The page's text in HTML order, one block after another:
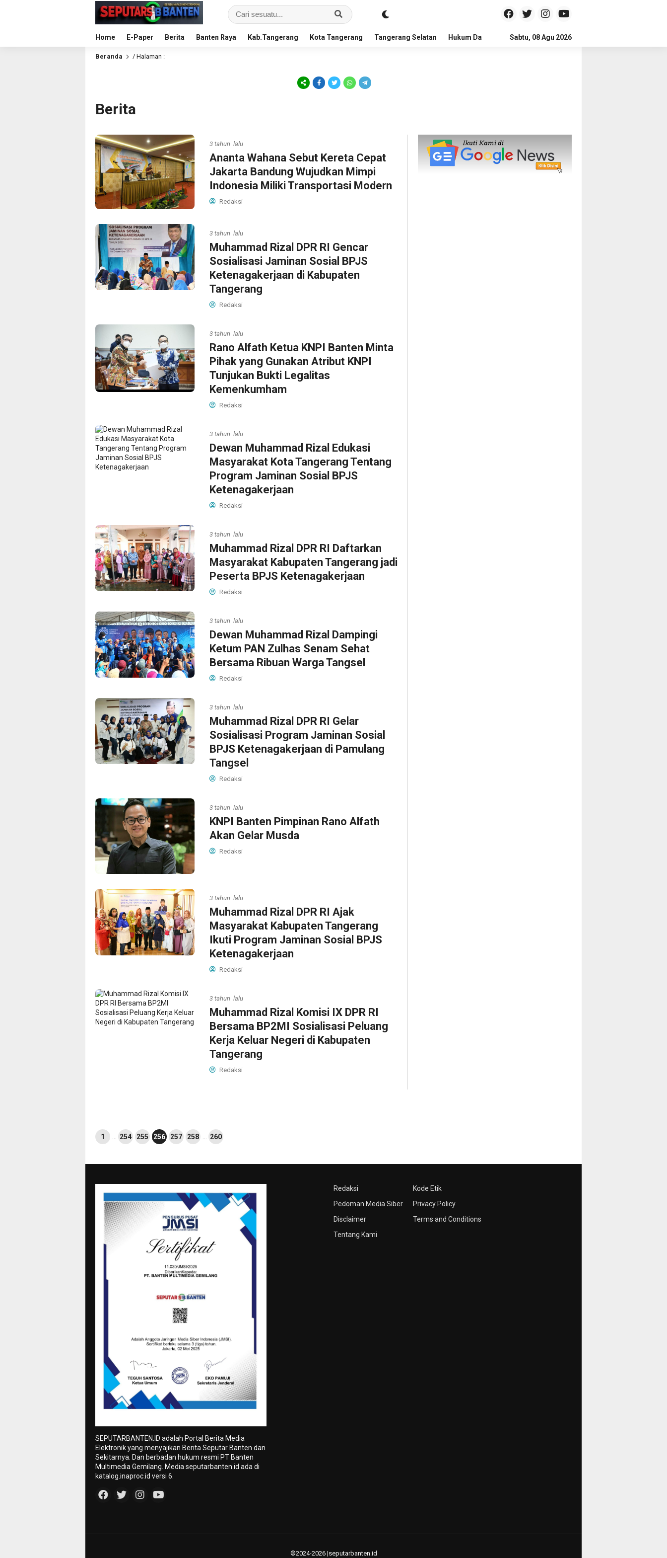
Home E-Paper Berita Banten Raya Kab.Tangerang Kota Tangerang Tangerang Selatan Hukum Dan Kriminal Politik Pendidikan
Sabtu, 08 Agu 2026
Beranda / Halaman :
Berita
3 tahun lalu
Ananta Wahana Sebut Kereta Cepat
Jakarta Bandung Wujudkan Mimpi
Indonesia Miliki Transportasi Modern
Redaksi
3 tahun lalu
Muhammad Rizal DPR RI Gencar
Sosialisasi Jaminan Sosial BPJS
Ketenagakerjaan di Kabupaten
Tangerang
Redaksi
3 tahun lalu
Rano Alfath Ketua KNPI Banten Minta
Pihak yang Gunakan Atribut KNPI
Tunjukan Bukti Legalitas
Kemenkumham
Redaksi
3 tahun lalu
Dewan Muhammad Rizal Edukasi
Masyarakat Kota Tangerang Tentang
Program Jaminan Sosial BPJS
Ketenagakerjaan
Redaksi
3 tahun lalu
Muhammad Rizal DPR RI Daftarkan
Masyarakat Kabupaten Tangerang jadi
Peserta BPJS Ketenagakerjaan
Redaksi
3 tahun lalu
Dewan Muhammad Rizal Dampingi
Ketum PAN Zulhas Senam Sehat
Bersama Ribuan Warga Tangsel
Redaksi
3 tahun lalu
Muhammad Rizal DPR RI Gelar
Sosialisasi Program Jaminan Sosial
BPJS Ketenagakerjaan di Pamulang
Tangsel
Redaksi
3 tahun lalu
KNPI Banten Pimpinan Rano Alfath
Akan Gelar Musda
Redaksi
3 tahun lalu
Muhammad Rizal DPR RI Ajak
Masyarakat Kabupaten Tangerang
Ikuti Program Jaminan Sosial BPJS
Ketenagakerjaan
Redaksi
3 tahun lalu
Muhammad Rizal Komisi IX DPR RI
Bersama BP2MI Sosialisasi Peluang
Kerja Keluar Negeri di Kabupaten
Tangerang
Redaksi
1 … 254 255 256 257 258 … 260
Redaksi
Pedoman Media Siber
Disclaimer
Tentang Kami
Kode Etik
Privacy Policy
Terms and Conditions
SEPUTARBANTEN.ID adalah Portal Berita Media
Elektronik yang menyajikan Berita Seputar Banten dan
Sekitarnya. Dan berbadan hukum resmi PT Banten
Multimedia Gemilang. Media seputarbanten.id ada di
katalog.inaproc.id versi 6.
©2024-2026 |seputarbanten.id